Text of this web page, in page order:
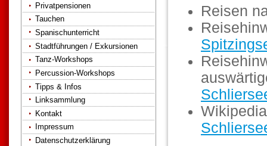
Privatpensionen
Tauchen
Spanischunterricht
Stadtführungen / Exkursionen
Tanz-Workshops
Percussion-Workshops
Tipps & Infos
Linksammlung
Kontakt
Impressum
Datenschutzerklärung
Reisen